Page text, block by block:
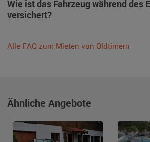
Wie ist das Fahrzeug während des
versichert?
Alle FAQ zum Mieten von Oldtimern
Ähnliche Angebote